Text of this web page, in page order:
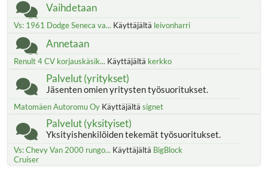
Vaihdetaan
Vs: 1961 Dodge Seneca va... Käyttäjältä leivonharri
Annetaan
Renult 4 CV korjauskäsik... Käyttäjältä kerkko
Palvelut (yritykset)
Jäsenten omien yritysten työsuoritukset.
Matomäen Autoromu Oy Käyttäjältä signet
Palvelut (yksityiset)
Yksityishenkilöiden tekemät työsuoritukset.
Vs: Chevy Van 2000 rungo... Käyttäjältä BigBlock
Cruiser